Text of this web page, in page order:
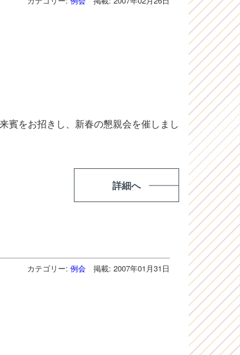
賓をお招きし、新春の懇親会を催しまし
詳細へ
カテゴリー: 例会 掲載: 2007年01月31日